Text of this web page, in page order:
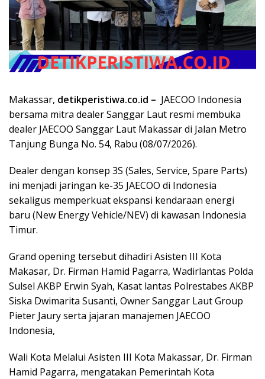
Makassar, detikperistiwa.co.id – JAECOO Indonesia
bersama mitra dealer Sanggar Laut resmi membuka
dealer JAECOO Sanggar Laut Makassar di Jalan Metro
Tanjung Bunga No. 54, Rabu (08/07/2026).
Dealer dengan konsep 3S (Sales, Service, Spare Parts)
ini menjadi jaringan ke-35 JAECOO di Indonesia
sekaligus memperkuat ekspansi kendaraan energi
baru (New Energy Vehicle/NEV) di kawasan Indonesia
Timur.
Grand opening tersebut dihadiri Asisten III Kota
Makasar, Dr. Firman Hamid Pagarra, Wadirlantas Polda
Sulsel AKBP Erwin Syah, Kasat lantas Polrestabes AKBP
Siska Dwimarita Susanti, Owner Sanggar Laut Group
Pieter Jaury serta jajaran manajemen JAECOO
Indonesia,
Wali Kota Melalui Asisten III Kota Makassar, Dr. Firman
Hamid Pagarra, mengatakan Pemerintah Kota